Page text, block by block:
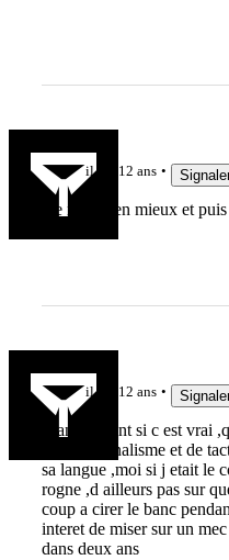
il y a 12 ans
De mieux en mieux et
il y a 12 ans
Franchement si c est vrai
professionnalisme et de
sa langue ,moi si j etait le
rogne ,d ailleurs pas sur
coup a cirer le banc
interet de miser sur un
dans deux ans